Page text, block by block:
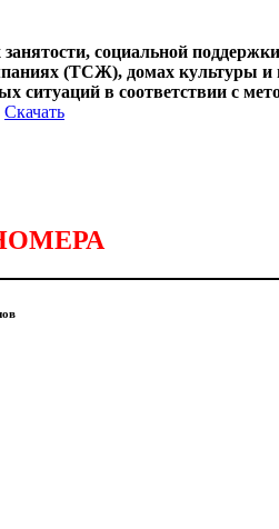
социальной
(ТСЖ), домах культуры
в соответствии с
Скачать